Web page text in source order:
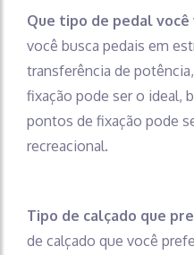
Que tipo de pedal você
você busca pedais em
transferência de
fixação pode ser o ideal,
pontos de fixação pode
recreacional.
Tipo de calçado que
de calçado que você